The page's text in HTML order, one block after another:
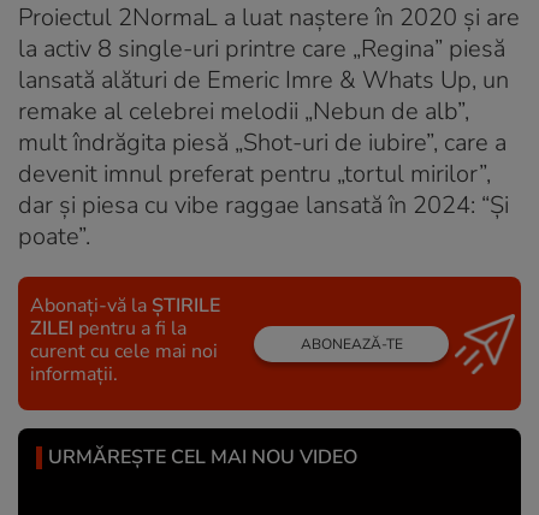
Proiectul 2NormaL a luat naștere în 2020 și are
la activ 8 single-uri printre care „Regina” piesă
lansată alături de Emeric Imre & Whats Up, un
remake al celebrei melodii „Nebun de alb”,
mult îndrăgita piesă „Shot-uri de iubire”, care a
devenit imnul preferat pentru „tortul mirilor”,
dar și piesa cu vibe raggae lansată în 2024: “Și
poate”.
Abonați-vă la ȘTIRILE
ZILEI pentru a fi la
curent cu cele mai noi
informații.
ABONEAZĂ-TE
URMĂREȘTE CEL MAI NOU VIDEO